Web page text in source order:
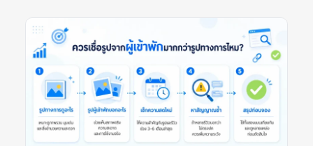
ตัดสินใจ รีวิวพูลวิลล่าที่ดีหมายถึงอะไร? รีวิวพูลวิลล่าที่ดี คือรีวิวที่
ให้ข้อมูลเพียงพอสำหรับการตัดสินใจ ไม่ได้มีประโยชน์แค่เพราะให้
คะแนนสูง แต่ต้องบอกให้ชัดว่าที่พักดีในด้านใด มีข้อจำกัดอะไร
และเหมาะกับผู้เข้าพักแบบไหน รีวิวที่ดีควรตอบคำถามสำคัญ เช่น
บ้านตรงกับรูปไหม สระสะอาดหรือเปล่า ห้องนอนพอสำหรับจำนวน
คนจริงไหม ห้องน้ำใช้งานสะดวกไหม ทำเลเดินทางง่ายหรือไม่ และมี
ค่าใช้จ่ายเพิ่มเติมที่ควรรู้ก่อนจองหรือเปล่า ตัวอย่างรีวิวที่มีประโยชน์
คือรีวิวที่บอกว่า “ไป 10 คน ห้องนอนพอดี เตียงเสริมใช้ได้ สระน้ำ
สะอาด แต่ทางเข้าค่อนข้างแคบ ควรใช้รถส่วนตัว” รีวิวแบบนี้ช่วยให้
ผู้อ่านประเมินได้ดีกว่าคำสั้น ๆ […]